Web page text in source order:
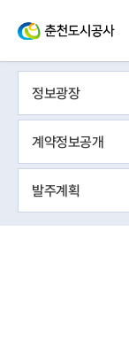
정보광장
계약정보공개
발주계획